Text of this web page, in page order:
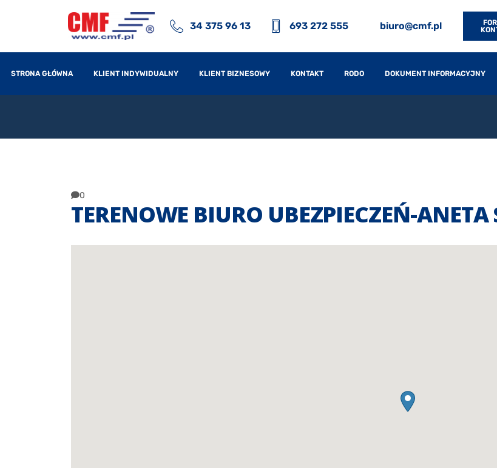
34 375 96 13 693 272 555 biuro@cmf.pl
STRONA GŁÓWNA KLIENT INDYWIDUALNY KLIENT BIZNESOWY KONTAKT RODO DOKUMENT INFORMACYJNY
0
TERENOWE BIURO UBEZPIECZEŃ-ANETA